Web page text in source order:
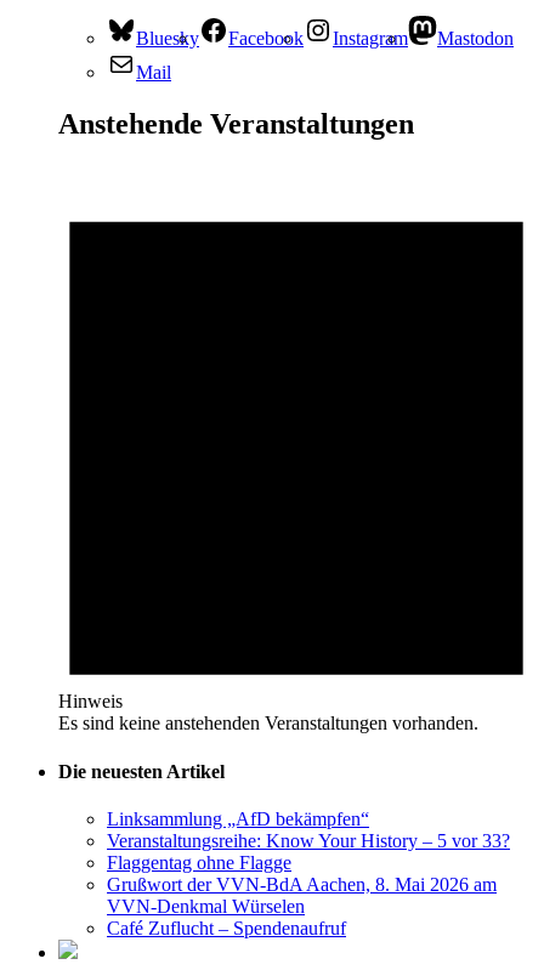
Bluesky Facebook Instagram
Mastodon
Mail
Anstehende Veranstaltungen
Hinweis
Es sind keine anstehenden Veranstaltungen vorhanden.
Die neuesten Artikel
Linksammlung „AfD bekämpfen“
Veranstaltungsreihe: Know Your History – 5 vor 33?
Flaggentag ohne Flagge
Grußwort der VVN-BdA Aachen, 8. Mai 2026 am
VVN-Denkmal Würselen
Café Zuflucht – Spendenaufruf